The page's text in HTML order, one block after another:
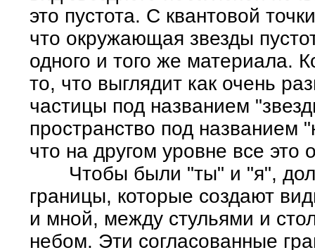
это пустота. С квантовой
что окружающая звезды
одного и того же материала.
то, что выглядит как очень
частицы под названием
пространство под названием
что на другом уровне все
Чтобы были "ты" и "я",
границы, которые создают
и мной, между стульями и
небом. Эти согласованные